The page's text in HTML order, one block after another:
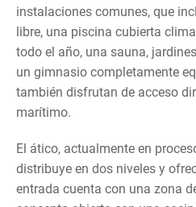
instalaciones comunes, que
libre, una piscina cubierta
todo el año, una sauna,
un gimnasio completamente
también disfrutan de acceso
marítimo.
El ático, actualmente en
distribuye en dos niveles y
entrada cuenta con una zona